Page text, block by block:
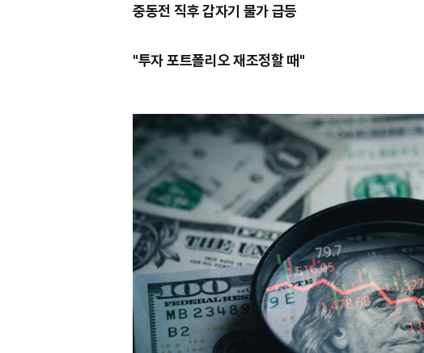
중동전 직후 갑자기 물가 급등
"투자 포트폴리오 재조정할 때"